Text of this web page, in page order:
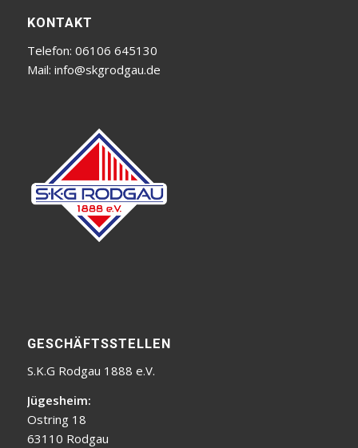
KONTAKT
Telefon: 06106 645130
Mail: info@skgrodgau.de
GESCHÄFTSSTELLEN
S.K.G Rodgau 1888 e.V.
Jügesheim:
Ostring 18
63110 Rodgau